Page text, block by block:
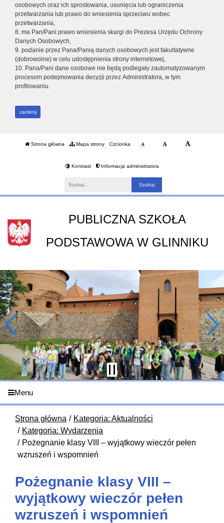
osobowych oraz ich sprostowania, usunięcia lub ograniczenia
przetwarzania lub prawo do wniesienia sprzeciwu wobec
przetwarzania,
8. ma Pan/Pani prawo wniesienia skargi do Prezesa Urzędu Ochrony
Danych Osobowych,
9. podanie przez Pana/Panią danych osobowych jest fakultatywne
(dobrowolne) w celu udostępnienia strony internetowej,
10. Pana/Pani dane osobowe nie będą podlegały zautomatyzowanym
procesom podejmowania decyzji przez Administratora, w tym
profilowaniu.
zamknij
Strona główna Mapa strony Czcionka
Kontrast Informacja administratora
PUBLICZNA SZKOŁA
PODSTAWOWA W GLINNIKU
Menu
Strona główna
Kategoria: Aktualności
Kategoria: Wydarzenia
Pożegnanie klasy VIII – wyjątkowy wieczór pełen
wzruszeń i wspomnień
Pożegnanie klasy VIII –
wyjątkowy wieczór pełen
wzruszeń i wspomnień